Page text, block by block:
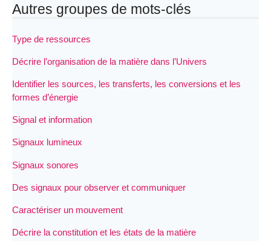
Autres groupes de mots-clés
Type de ressources
Décrire l’organisation de la matière dans l’Univers
Identifier les sources, les transferts, les conversions et les
formes d’énergie
Signal et information
Signaux lumineux
Signaux sonores
Des signaux pour observer et communiquer
Caractériser un mouvement
Décrire la constitution et les états de la matière